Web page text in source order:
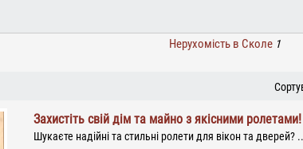
Нерухомість в Сколе 1
Захистіть свій дім та майно з якісними
Шукаєте надійні та стильні ролети для вікон та дверей?